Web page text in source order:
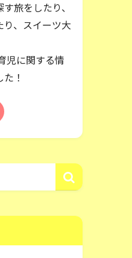
旅をしたり、
、スイーツ大
児に関する情
！